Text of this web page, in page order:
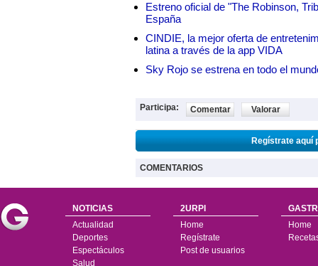
Estreno oficial de "The Robinson,
España
CINDIE, la mejor oferta de
latina a través de la app VIDA
Sky Rojo se estrena en todo el
Participa: Comentar Valorar
Regístrate aquí
COMENTARIOS
NOTICIAS
Actualidad
Deportes
Espectáculos
Salud
2URPI
Home
Regístrate
Post de usuarios
Home